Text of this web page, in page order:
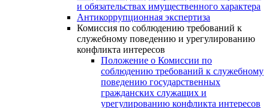
и обязательствах имущественного характера
Антикоррупционная экспертиза
Комиссия по соблюдению требований к
служебному поведению и урегулированию
конфликта интересов
Положение о Комиссии по
соблюдению требований к служебному
поведению государственных
гражданских служащих и
урегулированию конфликта интересов